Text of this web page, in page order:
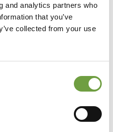
and analytics partners who
that you’ve
collected from your use
andere groepsleden